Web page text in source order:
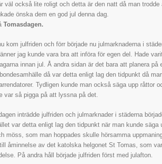
väl också lite roligt och detta är den natt då man
önska dem en god jul denna dag.
Tomasdagen.
kom julfriden och förr började nu julmarknaderna i
jag kunde vara bra att införa för egen del. Hade
innan jul. Å andra sidan är det bara att planera på
då var detta enligt lag den tidpunkt då
Tydligen kunde man också säga upp råttor
var så pigga på att lyssna på det.
inträdde julfriden och julmarknader i städerna
var detta enligt lag den tidpunkt när man kunde
möss, som man hoppades skulle hörsamma
åminnelse av det katolska helgonet St Tomas, som
På andra håll började julfriden först med julafton.